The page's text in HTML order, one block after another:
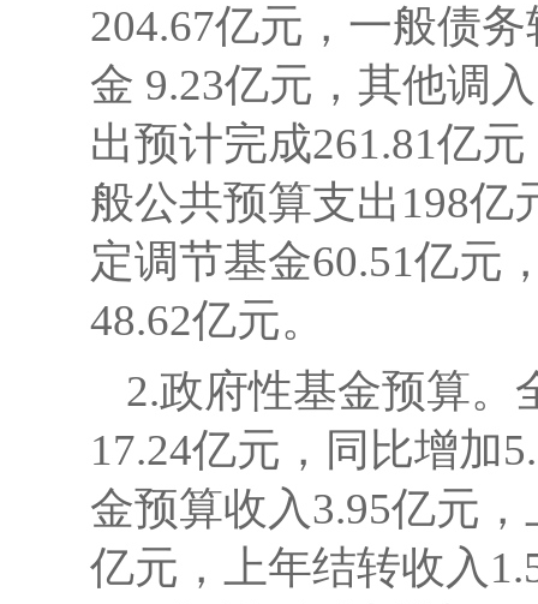
204.67亿元，一般债
金 9.23亿元，其他调
出预计完成261.81亿
般公共预算支出198亿
定调节基金60.51亿元
48.62亿元。
2.政府性基金预算。
17.24亿元，同比增加
金预算收入3.95亿元
亿元，上年结转收入